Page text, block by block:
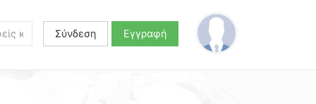
Σύνδεση Εγγραφή